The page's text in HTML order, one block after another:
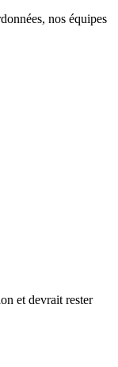
nos équipes
et devrait rester